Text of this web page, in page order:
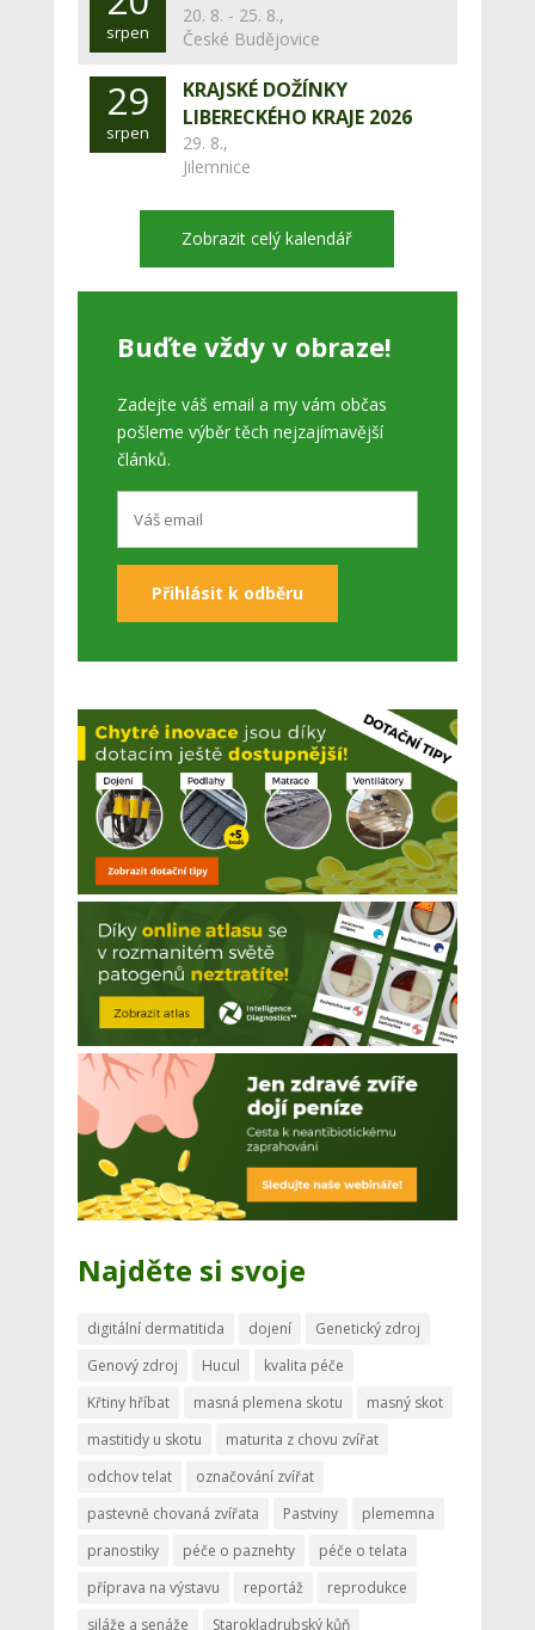
srpen
20. 8. - 25. 8.,
České Budějovice
29
srpen
KRAJSKÉ DOŽÍNKY
LIBERECKÉHO KRAJE 2026
29. 8.,
Jilemnice
Zobrazit celý kalendář
Buďte vždy v obraze!
Zadejte váš email a my vám občas
pošleme výběr těch nejzajímavější
článků.
Najděte si svoje
digitální dermatitida dojení
Genetický zdroj
Genový zdroj
Hucul
kvalita péče
Křtiny hříbat
masná plemena skotu
masný skot
mastitidy u skotu
maturita z chovu zvířat
odchov telat
označování zvířat
pastevně chovaná zvířata
Pastviny
plememna
pranostiky
péče o paznehty
péče o telata
příprava na výstavu
reportáž
reprodukce
siláže a senáže
Starokladrubský kůň